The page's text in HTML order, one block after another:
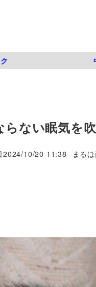
ない眠気を
2024/10/20 11:38
著
まる